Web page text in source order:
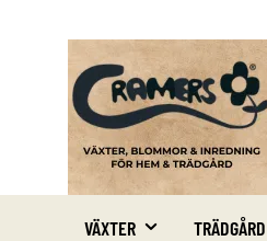
VÄXTER TRÄDGÅRD